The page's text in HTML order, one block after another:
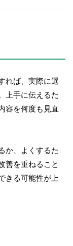
れば、実際に選
上手に伝えるた
容を何度も見直
か、よくするた
善を重ねること
きる可能性が上